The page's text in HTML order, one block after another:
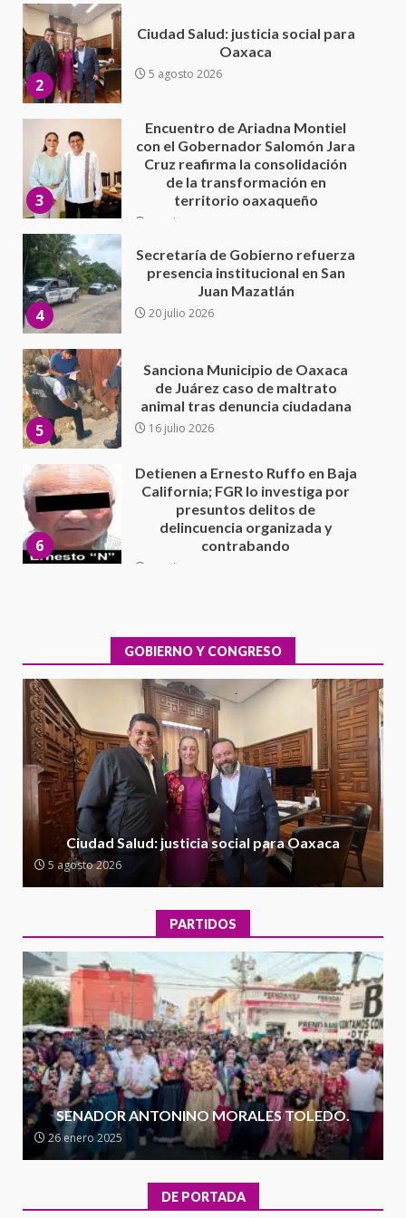
3
con el Gobernador Salomón Jara
Cruz reafirma la consolidación
de la transformación en
4
Secretaría de Gobierno refuerza
presencia institucional en San
Juan Mazatlán
20 julio 2026
5
Sanciona Municipio de Oaxaca
de Juárez caso de maltrato
animal tras denuncia ciudadana
16 julio 2026
6
California; FGR lo investiga por
presuntos delitos de
delincuencia organizada y
contrabando
7
Sin paso carretera Oaxaca-
Cuacnopalan
26 junio 2026
1
integral de las instalaciones de la
Escuela Secundaria General
Moisés Sáenz Garza
5 agosto 2026
2
Ciudad Salud: justicia social para
Oaxaca
5 agosto 2026
3
Encuentro de Ariadna Montiel
con el Gobernador Salomón Jara
Cruz reafirma la consolidación
de la transformación en
territorio oaxaqueño
30 julio 2026
4
presencia institucional en San
Juan Mazatlán
20 julio 2026
5
Sanciona Municipio de Oaxaca
de Juárez caso de maltrato
animal tras denuncia ciudadana
16 julio 2026
Detienen a Ernesto Ruffo en Baja
California; FGR lo investiga por
presuntos delitos de
GOBIERNO Y CONGRESO
Ciudad Salud: justicia social para Oaxaca
5 agosto 2026
PARTIDOS
SENADOR ANTONINO MORALES TOLEDO.
26 enero 2025
DE PORTADA